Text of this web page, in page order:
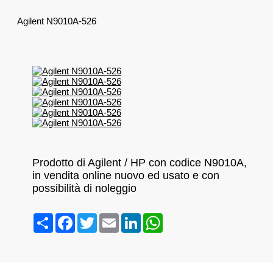
Agilent N9010A-526
Prodotto di Agilent / HP con codice N9010A,
in vendita online nuovo ed usato e con
possibilità di noleggio
CondividiFacebook
TwitterEmail LinkedIn